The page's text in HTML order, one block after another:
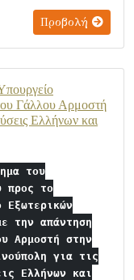
Προβολή
Γάλλου Αρμοστή
Ελλήνων και
του
προς το
Εξωτερικών
την απάντηση
Αρμοστή στην
για τις
Ελλήνων και